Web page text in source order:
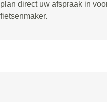
plan direct uw afspraak in
fietsenmaker.